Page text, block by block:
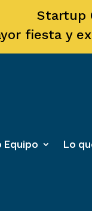
Startup
fiesta y
Lo